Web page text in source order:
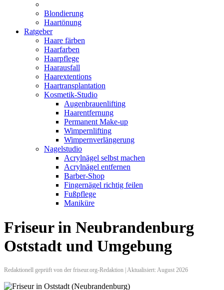
Blondierung
Haartönung
Ratgeber
Haare färben
Haarfarben
Haarpflege
Haarausfall
Haarextentions
Haartransplantation
Kosmetik-Studio
Augenbrauenlifting
Haarentfernung
Permanent Make-up
Wimpernlifting
Wimpernverlängerung
Nagelstudio
Acrylnägel selbst machen
Acrylnägel entfernen
Barber-Shop
Fingernägel richtig feilen
Fußpflege
Maniküre
Friseur in Neubrandenburg
Oststadt und Umgebung
Redaktionell geprüft von der friseur.org-Redaktion | Aktualisiert: August 2026